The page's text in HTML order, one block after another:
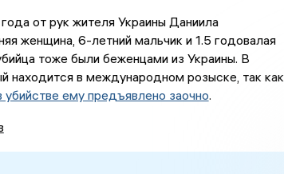
от рук жителя Украины Даниила
женщина, 6-летний мальчик и 1.5 годовалая
тоже были беженцами из Украины. В
находится в международном розыске, так как
убийстве ему предъявлено заочно.